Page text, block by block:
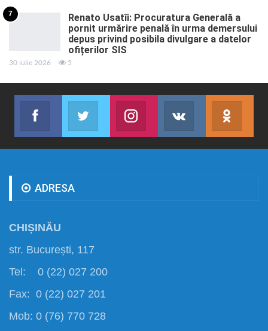
7
Renato Usatîi: Procuratura Generală a
pornit urmărire penală în urma demersului
depus privind posibila divulgare a datelor
ofițerilor SIS
30 iulie 2026 5
Facebook
Abonează-te
Twitter
Join us on TwitterJoin us on Instagram
Abonează-te
ADRESA
CHIȘINĂU
str. București, 117
Tel: 0 (22) 027 200
Fax: 0 (22) 027 201
Mob: 0 (76) 770 728